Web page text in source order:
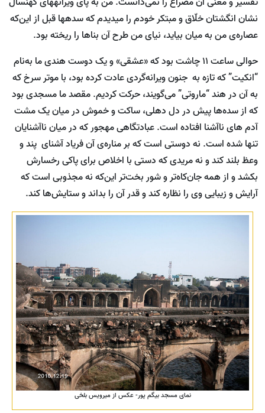
نشان انگشتان خلّاق و مبتکر خودم را می­دیدم که سده­ها قبل از این‌که
عصاره‌ی من به میان بیاید، نیای من طرح آن بناها را ریخته بود.
حوالی ساعت 11 چاشت بود که «عشقی» و یک دوست هندی ما به‌نام
“انکیت” که تازه به جنون ویرانه‌گردی عادت کرده بود، با موتر سرخ که
به آن در هند “ماروتی” می‌گویند، حرکت کردیم. مقصد ما مسجدی بود
که از سده‌ها پیش در دل دهلی، ساکت و خموش در میان یک مشت
آدم های ناآشنا افتاده است. عبادتگاهی مهجور که در میان ناآشنایان
تنها شده است. نه دوستی است که بر مناره‌ی آن فریاد آشنای پند و
وعظ بلند کند و نه مریدی که دستی با اخلاص برای پاکی رخسارش
بکشد و از همه جان‌کاه‌تر و شور بخت‌تر این‌که نه مجذوبی است که
آرایش و زیبایی وی را نظاره کند و قدر آن را بداند و ستایش‌ها کند.
نمای مسجد بیگم پور- عکس از میرویس بلخی